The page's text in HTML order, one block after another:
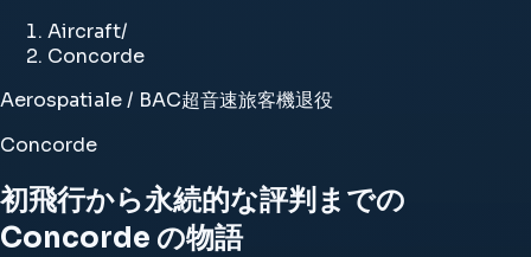
Aircraft/
Concorde
Aerospatiale / BAC超音速旅客機退役
Concorde
初飛行から永続的な評判までの
Concorde の物語